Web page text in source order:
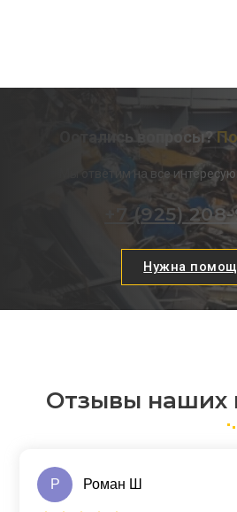
Остались вопросы?
Мы ответим на все
+7 (925)
Нужна
Отзывы наших
Р Роман Ш